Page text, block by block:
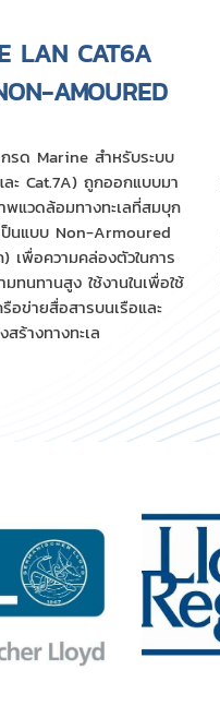
LAN CAT6A
AMOURED
ด Marine สำหรับระบบ
ะ Cat.7A) ถูกออกแบบมา
พแวดล้อมทางทะเลที่สมบุก
นแบบ Non-Armoured
) เพื่อความคล่องตัวในการ
ทนทานสูง ใช้งานในเพื่อใช้
รือข่ายสื่อสารบนเรือและ
สร้างทางทะเล